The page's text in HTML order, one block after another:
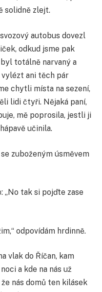
solidně zlejt.
autobus dovezl
odkud jsme pak
totálně narvaný a
ani těch pár
chytli místa na sezení,
lidi čtyři. Nějaká paní,
mě poprosila, jestli ji
učinila.
zuboženým úsměvem
„No tak si pojďte zase
odpovídám hrdinně.
vlak do Říčan, kam
a kde na nás už
nás domů ten kilásek